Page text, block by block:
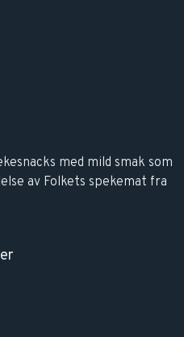
med mild smak som
av Folkets spekemat fra